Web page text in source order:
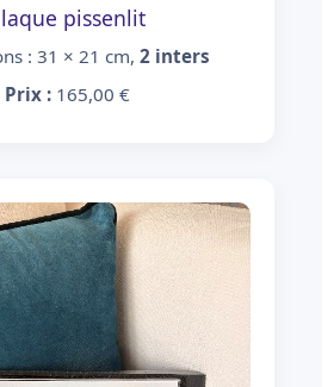
pissenlit
: 31 × 21 cm, 2 inters
Prix :165,00 €